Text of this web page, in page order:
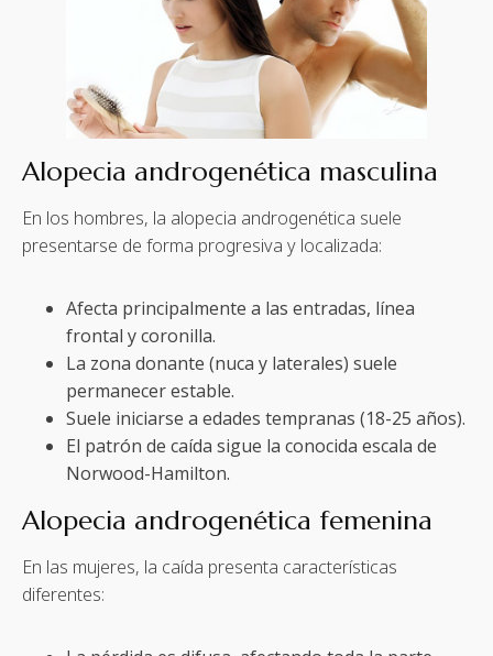
Alopecia androgenética masculina
En los hombres, la alopecia androgenética suele
presentarse de forma progresiva y localizada:
Afecta principalmente a las entradas, línea
frontal y coronilla.
La zona donante (nuca y laterales) suele
permanecer estable.
Suele iniciarse a edades tempranas (18-25 años).
El patrón de caída sigue la conocida escala de
Norwood-Hamilton.
Alopecia androgenética femenina
En las mujeres, la caída presenta características
diferentes: